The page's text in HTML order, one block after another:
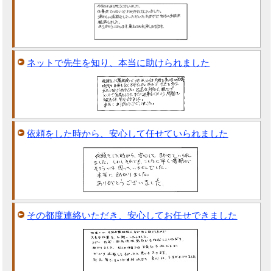
ネットで先生を知り、本当に助けられました
依頼をした時から、安心して任せていられました
その都度連絡いただき、安心してお任せできました